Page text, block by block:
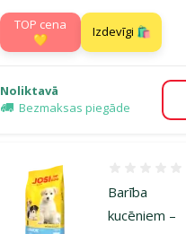
TOP cena
💛
Izdevīgi 🛍️
Noliktavā
Bezmaksas piegāde
Barība
kucēniem –